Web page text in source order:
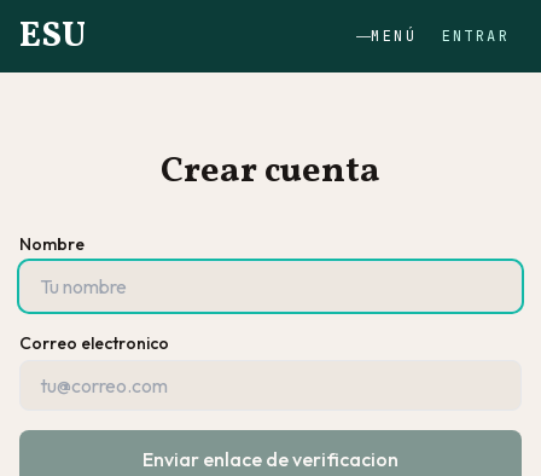
ESU MENÚ ENTRAR
Crear cuenta
Nombre
Correo electronico
Enviar enlace de verificacion